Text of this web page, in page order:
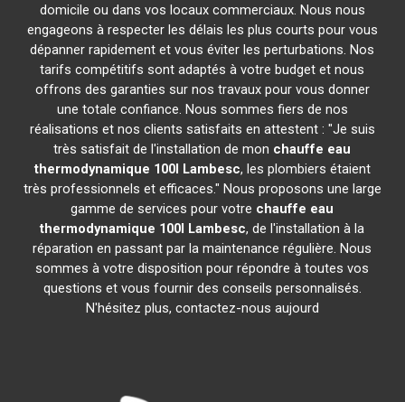
domicile ou dans vos locaux commerciaux. Nous nous
engageons à respecter les délais les plus courts pour vous
dépanner rapidement et vous éviter les perturbations. Nos
tarifs compétitifs sont adaptés à votre budget et nous
offrons des garanties sur nos travaux pour vous donner
une totale confiance. Nous sommes fiers de nos
réalisations et nos clients satisfaits en attestent : "Je suis
très satisfait de l'installation de mon chauffe eau
thermodynamique 100l Lambesc, les plombiers étaient
très professionnels et efficaces." Nous proposons une large
gamme de services pour votre chauffe eau
thermodynamique 100l Lambesc, de l'installation à la
réparation en passant par la maintenance régulière. Nous
sommes à votre disposition pour répondre à toutes vos
questions et vous fournir des conseils personnalisés.
N'hésitez plus, contactez-nous aujourd